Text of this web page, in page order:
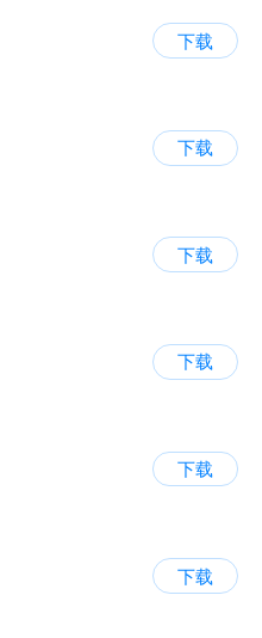
下载
下载
下载
下载
下载
下载